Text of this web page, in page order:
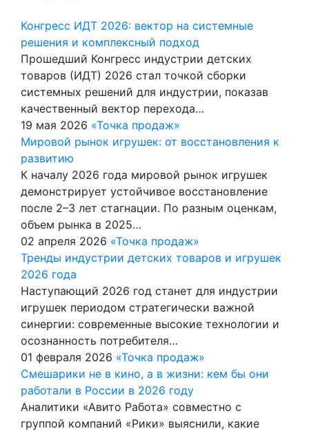
Конгресс ИДТ 2026: вектор на системные
решения и комплексный подход
Прошедший Конгресс индустрии детских
товаров (ИДТ) 2026 стал точкой сборки
системных решений для индустрии, показав
качественный вектор перехода…
19 мая 2026 «Точка продаж»
Мировой рынок игрушек: от восстановления к
развитию
К началу 2026 года мировой рынок игрушек
демонстрирует устойчивое восстановление
после 2–3 лет стагнации. По разным оценкам,
объем рынка в 2025…
02 апреля 2026 «Точка продаж»
Тренды индустрии детских товаров и игрушек
2026 года
Наступающий 2026 год станет для индустрии
игрушек периодом стратегически важной
синергии: современные высокие технологии и
осознанность потребителя…
01 февраля 2026 «Точка продаж»
Смешарики не в кино, а в жизни: кем бы они
работали в России в 2026 году
Аналитики «Авито Работа» совместно с
группой компаний «Рики» выяснили, какие